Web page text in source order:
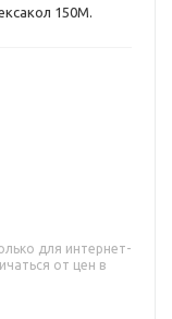
150М.
для интернет-
от цен в